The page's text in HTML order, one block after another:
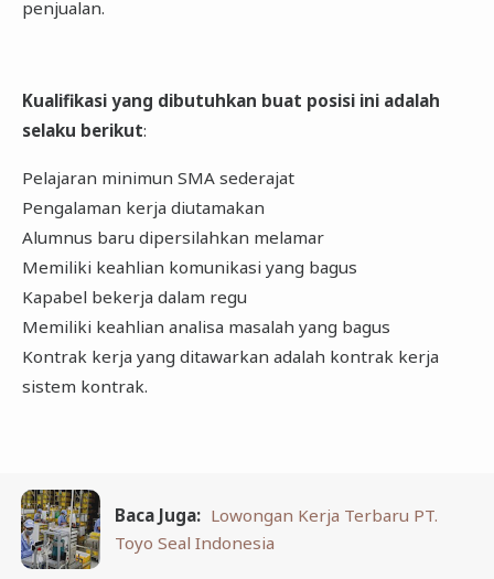
penjualan.
Kualifikasi yang dibutuhkan buat posisi ini adalah
selaku berikut:
Pelajaran minimun SMA sederajat
Pengalaman kerja diutamakan
Alumnus baru dipersilahkan melamar
Memiliki keahlian komunikasi yang bagus
Kapabel bekerja dalam regu
Memiliki keahlian analisa masalah yang bagus
Kontrak kerja yang ditawarkan adalah kontrak kerja
sistem kontrak.
Baca Juga: Lowongan Kerja Terbaru PT.
Toyo Seal Indonesia